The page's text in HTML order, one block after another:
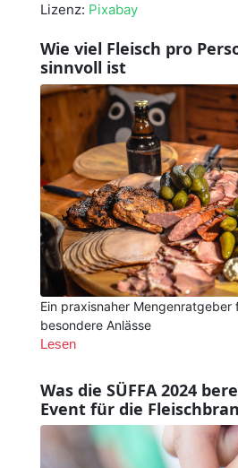
Lizenz: Pixabay
Wie viel Fleisch pro
sinnvoll ist
Ein praxisnaher Mengenratgeber
besondere Anlässe
Lesen
Was die SÜFFA 2024
Event für die